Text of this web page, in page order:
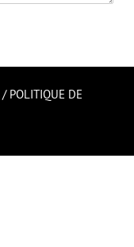
/ POLITIQUE DE